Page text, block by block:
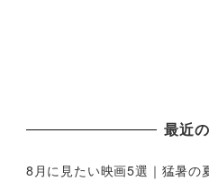
最近
8月に見たい映画5選｜猛暑の